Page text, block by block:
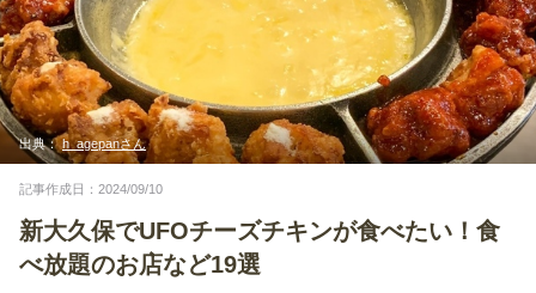
出典：h_agepanさん
記事作成日：2024/09/10
新大久保でUFOチーズチキンが食べたい！食
べ放題のお店など19選